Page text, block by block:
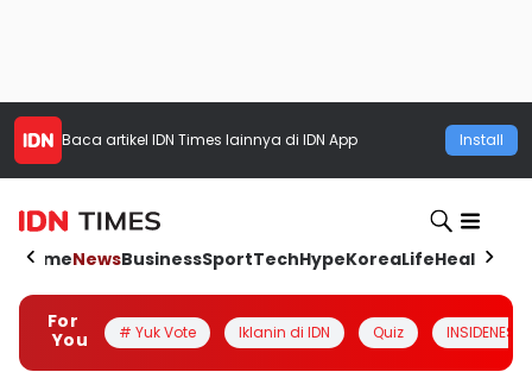
Baca artikel IDN Times lainnya di IDN App Install
HomeNewsBusinessSportTechHypeKoreaLifeHealth
For
You
# Yuk Vote Iklanin di IDN Quiz INSIDENESIA